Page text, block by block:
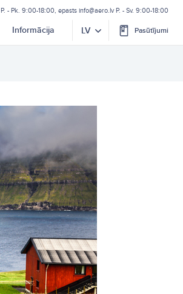
P. - Pk. 9:00-18:00, epasts info@aero.lv P. - Sv. 9:00-18:00
Informācija LV Pasūtījumi